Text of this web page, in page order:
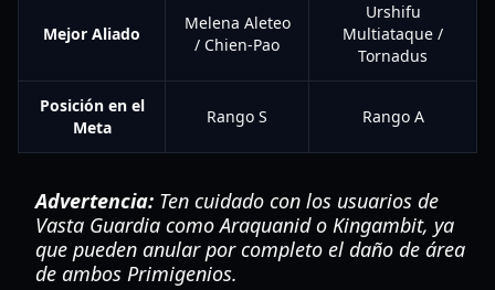
Mejor Aliado
Melena Aleteo
/ Chien-Pao
Urshifu
Multiataque /
Tornadus
Posición en el
Meta
Rango S Rango A
Advertencia: Ten cuidado con los usuarios de
Vasta Guardia como Araquanid o Kingambit, ya
que pueden anular por completo el daño de área
de ambos Primigenios.